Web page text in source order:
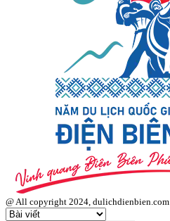
@ All copyright 2024, dulichdienbien.com